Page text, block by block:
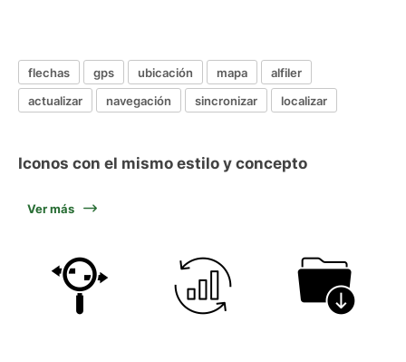
flechas gps ubicación mapa
alfiler
actualizar
navegación sincronizar localizar
Iconos con el mismo estilo y concepto
Ver más